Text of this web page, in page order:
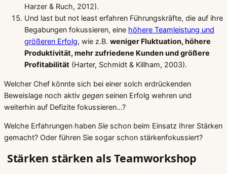
Harzer & Ruch, 2012).
Und last but not least erfahren Führungskräfte, die auf ihre
Begabungen fokussieren, eine höhere Teamleistung und
größeren Erfolg, wie z.B. weniger Fluktuation, höhere
Produktivität, mehr zufriedene Kunden und größere
Profitabilität (Harter, Schmidt & Killham, 2003).
Welcher Chef könnte sich bei einer solch erdrückenden
Beweislage noch aktiv gegen seinen Erfolg wehren und
weiterhin auf Defizite fokussieren…?
Welche Erfahrungen haben Sie schon beim Einsatz Ihrer Stärken
gemacht? Oder führen Sie sogar schon stärkenfokussiert?
Stärken stärken als Teamworkshop